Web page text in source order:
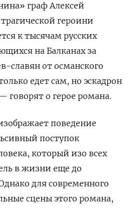
граф Алексей
героини
к тысячам русских
на Балканах за
славян от османского
едет сам, но эскадрон
говорят о герое романа.
поведение
поступок
который изо всех
в жизни еще до
для современного
сцены этого романа,